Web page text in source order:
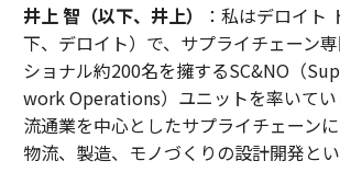
井上 智（以下、井上）
：私はデロイト
下、デロイト）で、サプライチェーン
ショナル約200名を擁するSC&NO（
work Operations）ユニットを率いてい
流通業を中心としたサプライチェーン
物流、製造、モノづくりの設計開発と